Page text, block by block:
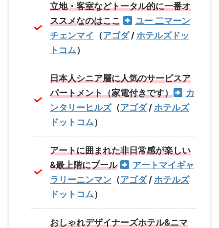
立地・客室などトータル的に一番オ
ススメなのはここ
ユー 二マーン
チェンマイ （アゴダ/ホテルズドッ
トコム）
日本人シニア層に人気のサービスア
パートメント（家電付きです）
カ
ンタリーヒルズ（アゴダ/ホテルズ
ドットコム）
アートに囲まれた非日常感が楽しい
&最上階にプール
アートマイギャ
ラリーニンマン （アゴダ/ホテルズ
ドットコム）
おしゃれデザイナーズホテル&ニマ